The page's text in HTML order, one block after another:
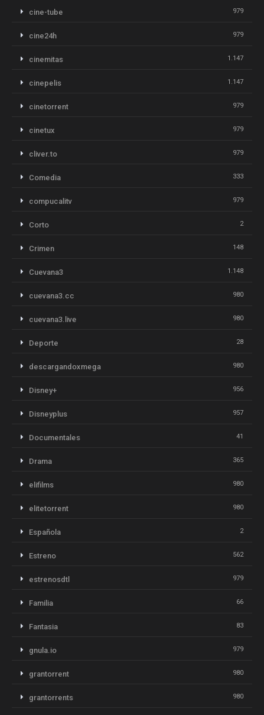
cine-tube 979
cine24h 979
cinemitas 1.147
cinepelis 1.147
cinetorrent 979
cinetux 979
cliver.to 979
Comedia 333
compucalitv 979
Corto 2
Crimen 148
Cuevana3 1.148
cuevana3.cc 980
cuevana3.live 980
Deporte 28
descargandoxmega 980
Disney+ 956
Disneyplus 957
Documentales 41
Drama 365
elifilms 980
elitetorrent 980
Española 2
Estreno 562
estrenosdtl 979
Familia 66
Fantasia 83
gnula.io 979
grantorrent 980
grantorrents 980